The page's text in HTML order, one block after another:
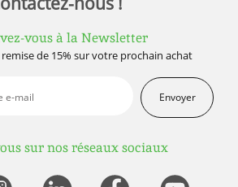
vous à la Newsletter
de 15% sur votre prochain achat
Envoyer
sur nos réseaux sociaux